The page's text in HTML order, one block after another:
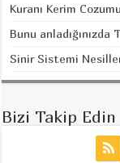
Kuranı Kerim
Bunu
Sinir Sistemi
Bizi Takip Edin